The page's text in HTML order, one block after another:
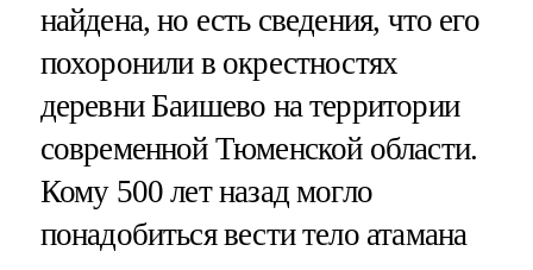
найдена, но есть сведения, что его
похоронили в окрестностях
деревни Баишево на территории
современной Тюменской области.
Кому 500 лет назад могло
понадобиться вести тело атамана